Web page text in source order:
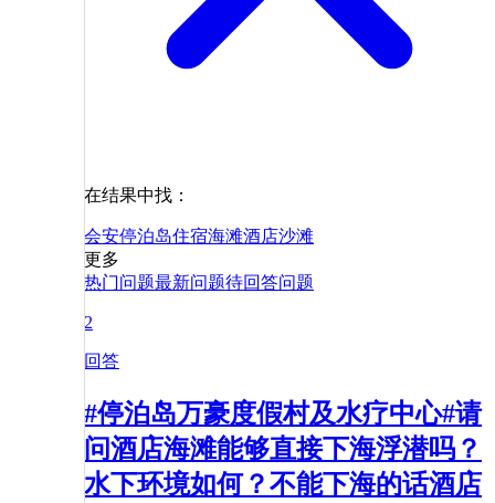
在结果中找：
会安停泊岛住宿海滩酒店沙滩
更多
热门问题最新问题待回答问题
2
回答
#停泊岛万豪度假村及水疗中心#请
问酒店海滩能够直接下海浮潜吗？
水下环境如何？不能下海的话酒店